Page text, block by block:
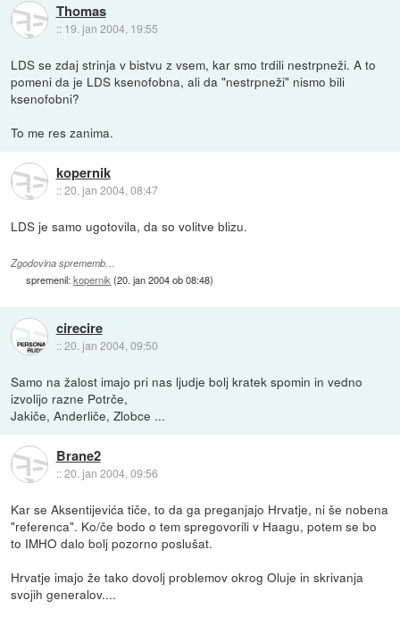
Thomas
:: 19. jan 2004, 19:55
LDS se zdaj strinja v bistvu z vsem, kar smo trdili nestrpneži. A to
pomeni da je LDS ksenofobna, ali da "nestrpneži" nismo bili
ksenofobni?
To me res zanima.
kopernik
::20. jan 2004, 08:47
LDS je samo ugotovila, da so volitve blizu.
Zgodovina sprememb…
spremenil:kopernik (20. jan 2004 ob 08:48)
cirecire
::20. jan 2004, 09:50
Samo na žalost imajo pri nas ljudje bolj kratek spomin in vedno
izvolijo razne Potrče,
Jakiče, Anderliče, Zlobce ...
Brane2
::20. jan 2004, 09:56
Kar se Aksentijevića tiče, to da ga preganjajo Hrvatje, ni še nobena
"referenca". Ko/če bodo o tem spregovorili v Haagu, potem se bo
to IMHO dalo bolj pozorno poslušat.
Hrvatje imajo že tako dovolj problemov okrog Oluje in skrivanja
svojih generalov....